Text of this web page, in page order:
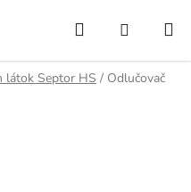
Hľadať
KOŠÍK
látok Septor HS / Odlučovač